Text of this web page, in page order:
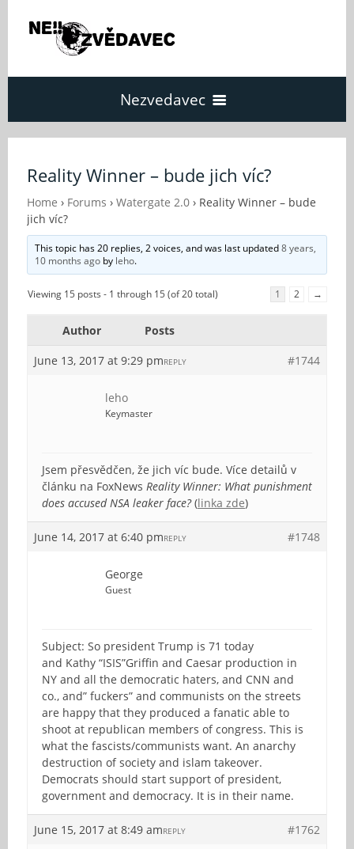
Nezvedavec
Fórum
O Nezvědavci
Kontakt
Reality Winner – bude jich víc?
Home › Forums › Watergate 2.0 › Reality Winner – bude
jich víc?
This topic has 20 replies, 2 voices, and was last updated8 years,
10 months ago by leho.
Viewing 15 posts - 1 through 15 (of 20 total) 1 2 →
Author
Posts
June 13, 2017 at 9:29 pm
#1744
REPLY
leho
Keymaster
Jsem přesvědčen, že jich víc bude. Více detailů v
článku na FoxNews Reality Winner: What punishment
does accused NSA leaker face?(linka zde)
June 14, 2017 at 6:40 pm #1748
REPLY
George
Guest
Subject: So president Trump is 71 today
and Kathy “ISIS”Griffin and Caesar production in
NY and all the democratic haters, and CNN and
co., and” fuckers” and communists on the streets
are happy that they produced a fanatic able to
shoot at republican members of congress. This is
what the fascists/communists want. An anarchy
destruction of society and islam takeover.
Democrats should start support of president,
government and democracy. It is in their name.
June 15, 2017 at 8:49 am #1762
REPLY